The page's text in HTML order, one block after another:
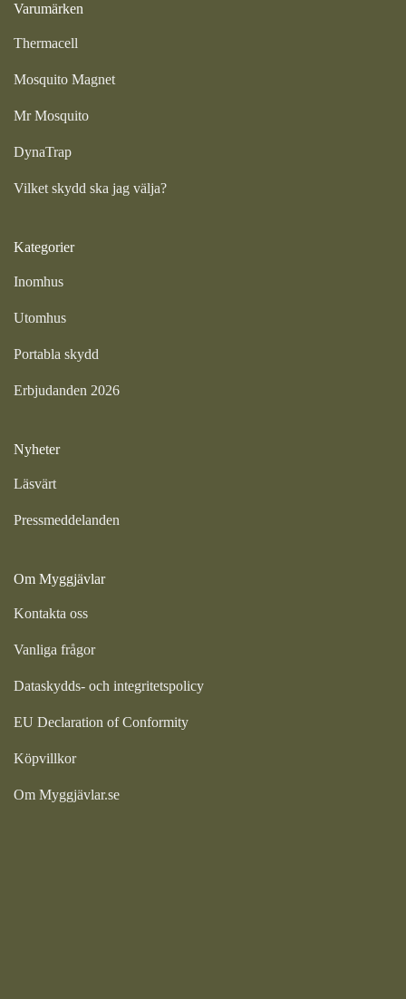
Varumärken
Thermacell
Mosquito Magnet
Mr Mosquito
DynaTrap
Vilket skydd ska jag välja?
Kategorier
Inomhus
Utomhus
Portabla skydd
Erbjudanden 2026
Nyheter
Läsvärt
Pressmeddelanden
Om Myggjävlar
Kontakta oss
Vanliga frågor
Dataskydds- och integritetspolicy
EU Declaration of Conformity
Köpvillkor
Om Myggjävlar.se